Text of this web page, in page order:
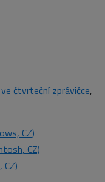
čtvrteční zprávičce,
CZ)
CZ)